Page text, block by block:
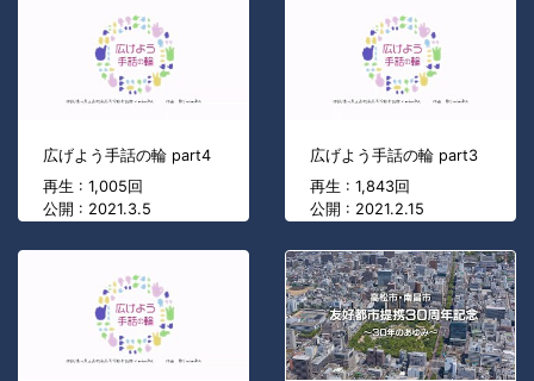
広げよう手話の輪 part4
再生 : 1,005回
公開 : 2021.3.5
広げよう手話の輪 part3
再生 : 1,843回
公開 : 2021.2.15